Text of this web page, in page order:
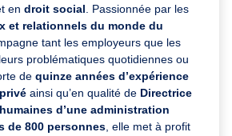
en droit social . Passionnée par les
et relationnels du monde du
tant les employeurs que les
problématiques quotidiennes ou
de quinze années d’expérience
ainsi qu’en qualité de Directrice
d’une administration
de 800 personnes , elle met à profit